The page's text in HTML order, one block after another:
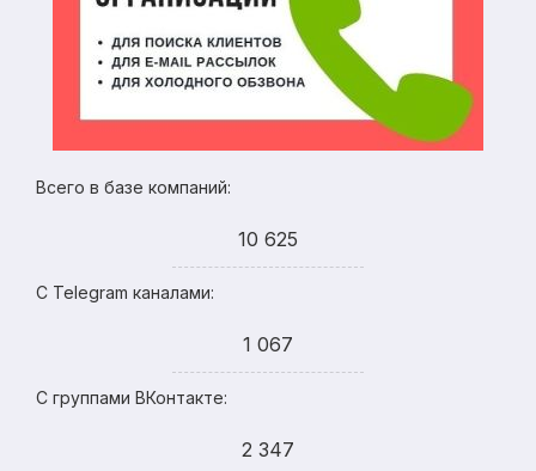
Всего в базе компаний:
10 625
С Telegram каналами:
1 067
С группами ВКонтакте:
2 347